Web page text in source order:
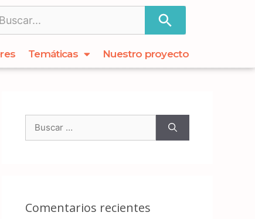
Temáticas Nuestro proyecto
Comentarios recientes